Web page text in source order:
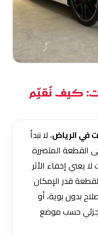
كيف نُقيّم
في الرياض، لا نبدأ
القطعة المتضررة
يعني إخفاء الأثر
قدر الإمكان
بدون بوية، أو
جزئي حسب موضع